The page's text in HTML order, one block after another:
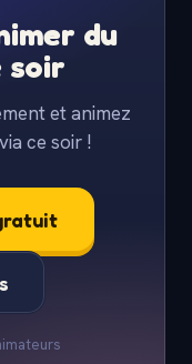
du
soir
et animez
ce soir !